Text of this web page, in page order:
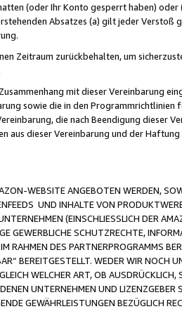
(oder Ihr Konto gesperrt haben) oder
Absatzes (a) gilt jeder Verstoß
Zeitraum zurückbehalten, um
mit dieser Vereinbarung
sowie die in den Programmrichtlinien
die nach Beendigung dieser
aus dieser Vereinbarung und der Haftung
WEBSITE ANGEBOTEN WERDEN,
UND INHALTE VON
(EINSCHLIESSLICH DER
GEWERBLICHE SCHUTZRECHTE,
RAHMEN DES PARTNERPROGRAMMS
BEREITGESTELLT. WEDER WIR NOCH
WELCHER ART, OB AUSDRÜCKLICH,
UNTERNEHMEN UND LIZENZGEBER
GEWÄHRLEISTUNGEN BEZÜGLICH